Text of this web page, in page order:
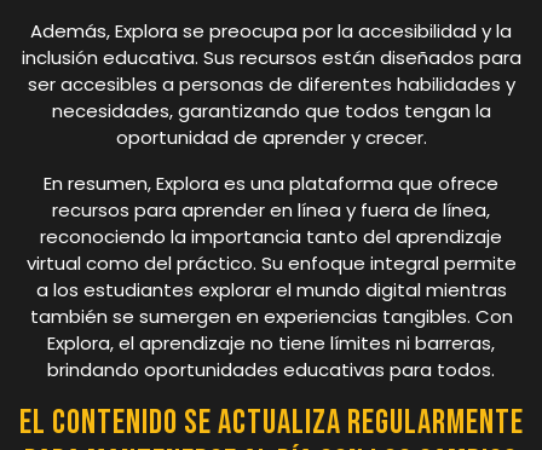
Además, Explora se preocupa por la accesibilidad y la
inclusión educativa. Sus recursos están diseñados para
ser accesibles a personas de diferentes habilidades y
necesidades, garantizando que todos tengan la
oportunidad de aprender y crecer.
En resumen, Explora es una plataforma que ofrece
recursos para aprender en línea y fuera de línea,
reconociendo la importancia tanto del aprendizaje
virtual como del práctico. Su enfoque integral permite
a los estudiantes explorar el mundo digital mientras
también se sumergen en experiencias tangibles. Con
Explora, el aprendizaje no tiene límites ni barreras,
brindando oportunidades educativas para todos.
El contenido se actualiza regularmente